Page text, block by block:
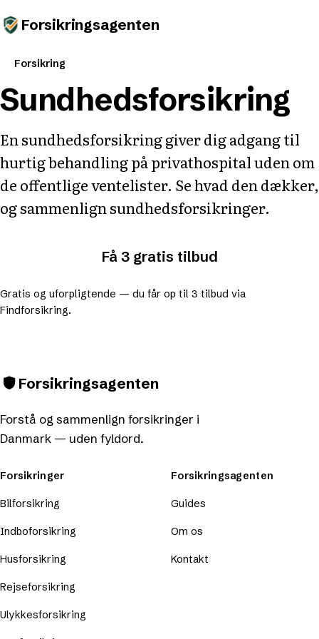
Forsikringsagenten
Forsikring
Sundhedsforsikring
En sundhedsforsikring giver dig adgang til
hurtig behandling på privathospital uden om
de offentlige ventelister. Se hvad den dækker,
og sammenlign sundhedsforsikringer.
Få 3 gratis tilbud
Gratis og uforpligtende — du får op til 3 tilbud via
Findforsikring.
Forsikringsagenten
Forstå og sammenlign forsikringer i
Danmark — uden fyldord.
Forsikringer
Bilforsikring
Indboforsikring
Husforsikring
Rejseforsikring
Ulykkesforsikring
Forsikringsagenten
Guides
Om os
Kontakt